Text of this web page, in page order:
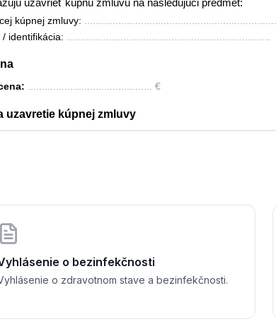
uzavrieť kúpnu zmluvu na nasledujúci predmet:
kúpnej zmluvy:
identifikácia:
............................................ €
uzavretie kúpnej zmluvy
ustanovenia
rovnopisoch.
o bezinfekčnosti
o zdravotnom stave a bezinfekčnosti.